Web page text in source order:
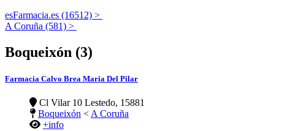
esFarmacia.es (16512) >
A Coruña (581) >
Boqueixón (3)
Farmacia Calvo Brea Maria Del Pilar
Cl Vilar 10 Lestedo, 15881
Boqueixón < A Coruña
+info